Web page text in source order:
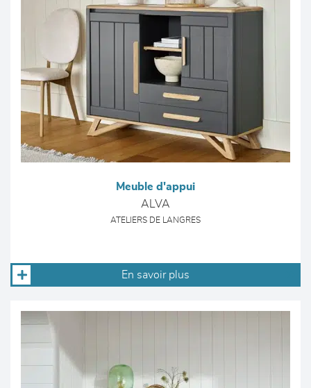
Meuble d'appui
ALVA
ATELIERS DE LANGRES
En savoir plus